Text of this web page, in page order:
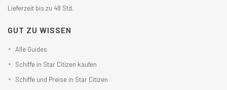
Lieferzeit bis zu 48 Std.
GUT ZU WISSEN
Alle Guides
Schiffe in Star Citizen kaufen
Schiffe und Preise in Star Citizen